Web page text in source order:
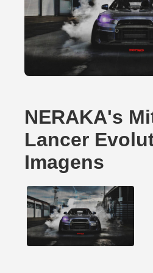
NERAKA's
Lancer
Imagens